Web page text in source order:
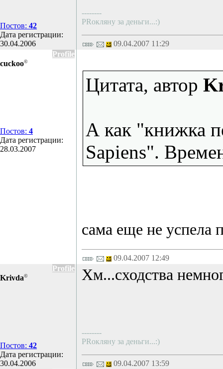
Постов: 42
Дата регистрации:
30.04.2006
--------
PRокляну за деньги...:)
09.04.2007 11:29
Profile
cuckoo©
Постов: 4
Дата регистрации:
28.03.2007
Цитата, автор
А как "книжка
Sapiens".
сама еще не успела
09.04.2007 12:49
Profile
Krivda©
Постов: 42
Дата регистрации:
30.04.2006
Хм...сходства
--------
PRокляну за деньги...:)
09.04.2007 13:59